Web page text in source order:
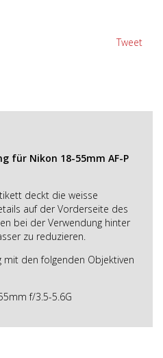
Tweet
für Nikon 18-55mm AF-P
deckt die weisse
auf der Vorderseite des
bei der Verwendung hinter
zu reduzieren.
mit den folgenden Objektiven
f/3.5-5.6G